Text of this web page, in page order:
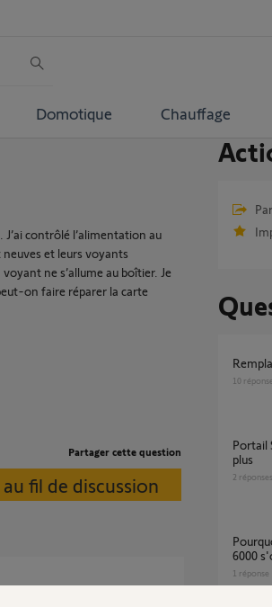
Domotique Chauffage
contrôlé l’alimentation au
neuves et leurs voyants
ne s’allume au boîtier. Je
on faire réparer la carte
Partager cette question
fil de discussion
10
Portail SGA 6000 s'ouvre mais ne se ferme
plus
2 réponses
pourquoi mon portail avec motorisation SGA
6000
1 réponse